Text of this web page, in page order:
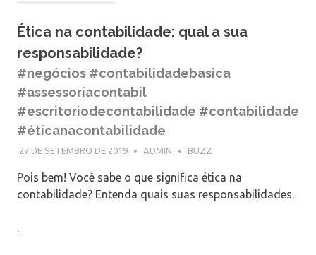
Ética na contabilidade: qual a sua
responsabilidade?
#negócios #contabilidadebasica
#assessoriacontabil
#escritoriodecontabilidade #contabilidade
#éticanacontabilidade
27 DE SETEMBRO DE 2019 ADMIN BUZZ
Pois bem! Você sabe o que significa ética na
contabilidade? Entenda quais suas responsabilidades.
.